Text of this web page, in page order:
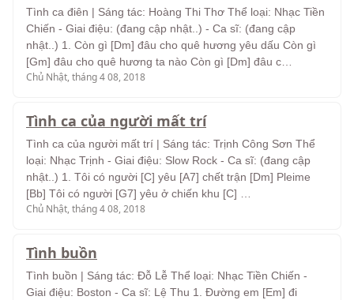
Tình ca điên | Sáng tác: Hoàng Thi Thơ Thể loại: Nhạc Tiền
Chiến - Giai điệu: (đang cập nhật..) - Ca sĩ: (đang cập
nhật..) 1. Còn gì [Dm] đâu cho quê hương yêu dấu Còn gì
[Gm] đâu cho quê hương ta nào Còn gì [Dm] đâu c…
Chủ Nhật, tháng 4 08, 2018
Tình ca của người mất trí
Tình ca của người mất trí | Sáng tác: Trịnh Công Sơn Thể
loại: Nhạc Trịnh - Giai điệu: Slow Rock - Ca sĩ: (đang cập
nhật..) 1. Tôi có người [C] yêu [A7] chết trận [Dm] Pleime
[Bb] Tôi có người [G7] yêu ở chiến khu [C] …
Chủ Nhật, tháng 4 08, 2018
Tình buồn
Tình buồn | Sáng tác: Đỗ Lễ Thể loại: Nhạc Tiền Chiến -
Giai điệu: Boston - Ca sĩ: Lệ Thu 1. Đường em [Em] đi